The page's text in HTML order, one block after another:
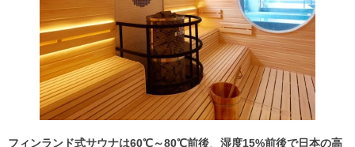
フィンランド式サウナは60℃～80℃前後
湿度15%前後で日本の高